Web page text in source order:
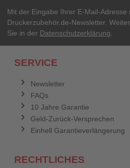
Mit der Eingabe Ihrer E-Mail-
Druckerzubehör.de-Newsletter.
Sie in der Datenschutzerklärung
SERVICE
Newsletter
FAQs
10 Jahre Garantie
Geld-Zurück-Versprechen
Einhell Garantieverlängerung
RECHTLICHES